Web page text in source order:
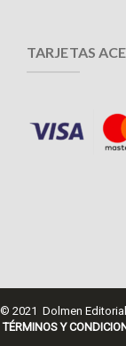
TARJETAS
© 2021 Dolmen
TÉRMINOS Y